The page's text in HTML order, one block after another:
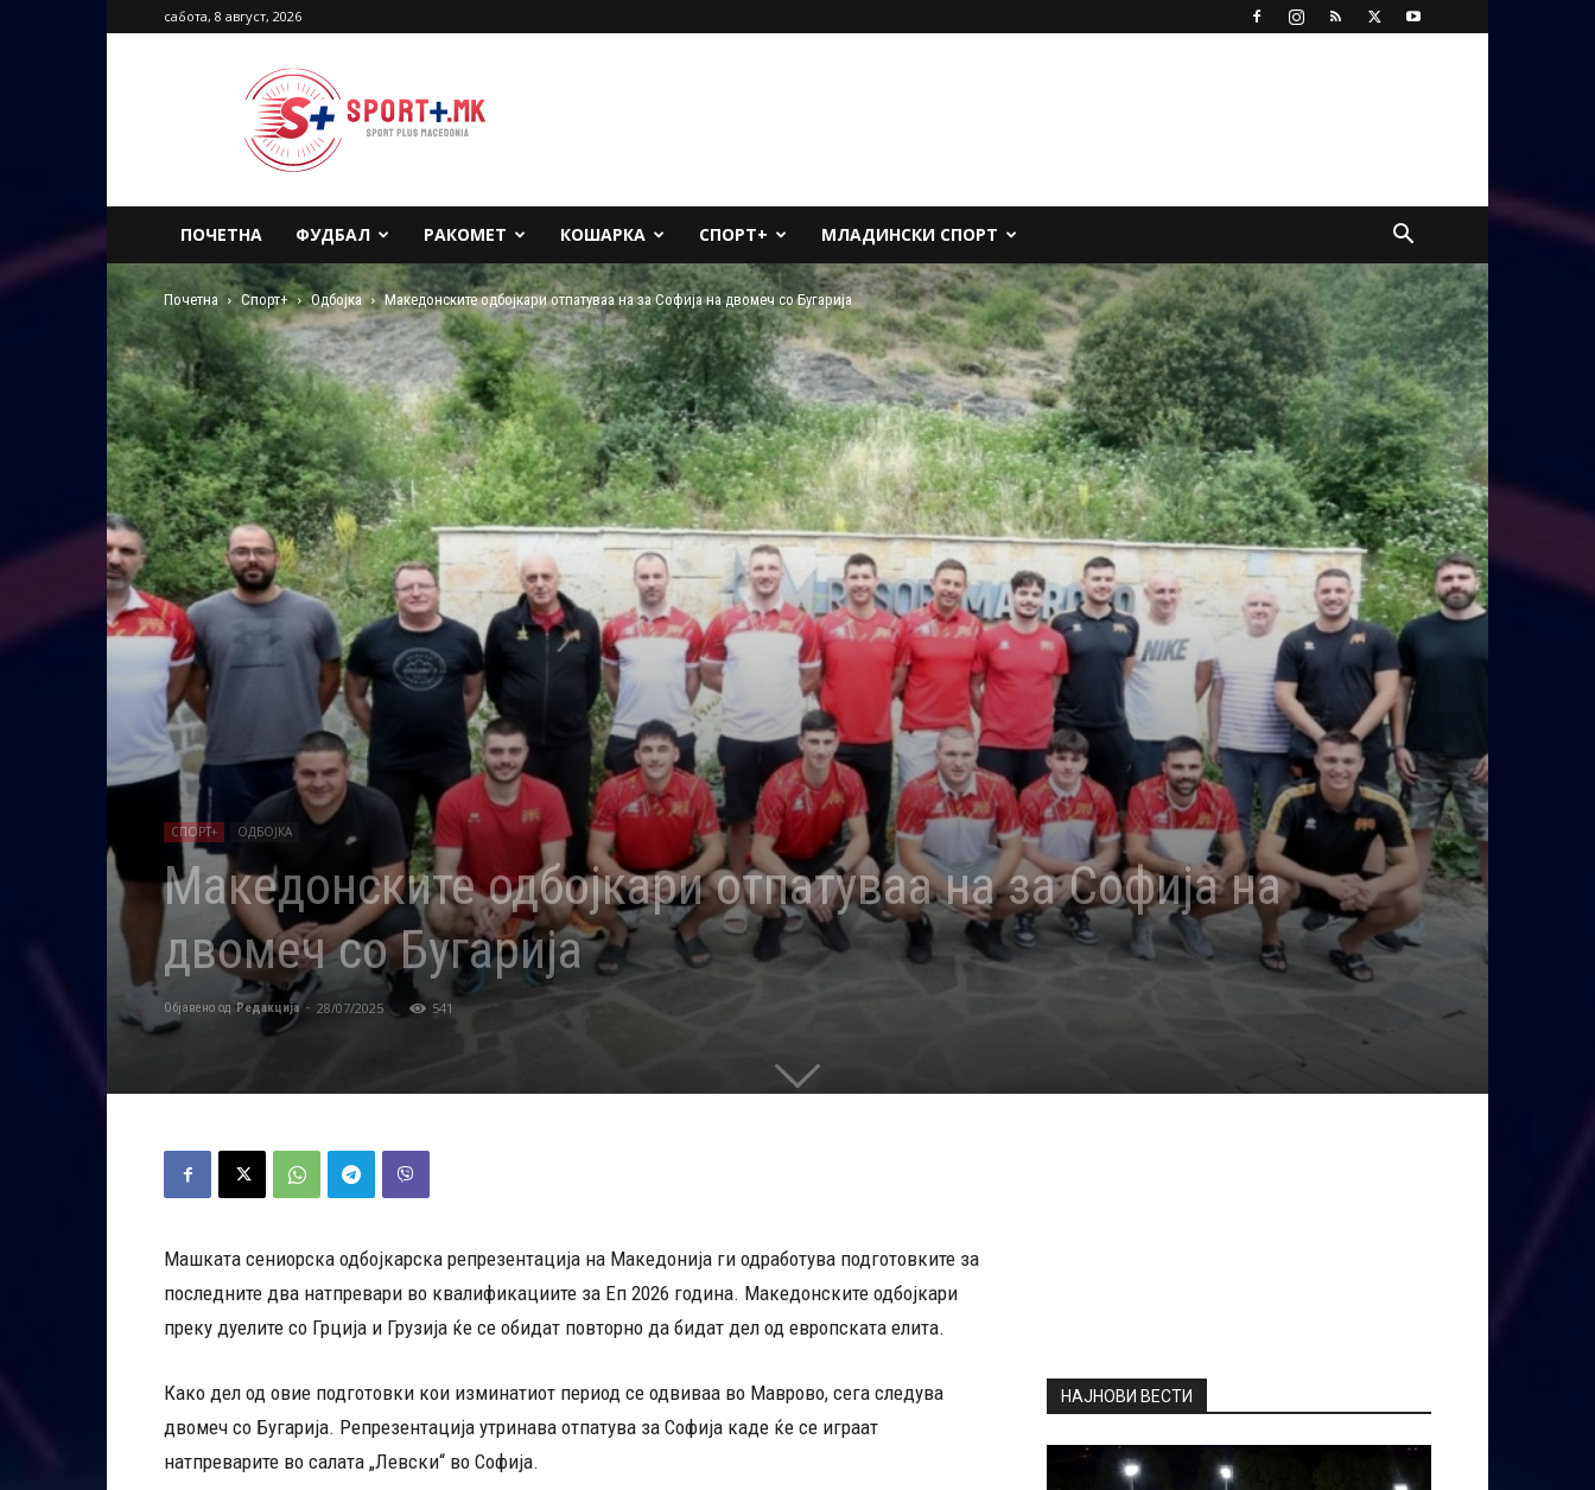
сабота, 8 август, 2026
Sport
Plus
Macedonia
ПОЧЕТНА ФУДБАЛ РАКОМЕТ КОШАРКА СПОРТ+ МЛАДИНСКИ СПОРТ
Почетна Спорт+ Одбојка Македонските одбојкари отпатуваа на за Софија на двомеч со Бугарија
СПОРТ+ ОДБОЈКА
Македонските одбојкари отпатуваа на за Софија на
двомеч со Бугарија
Објавено од Редакција - 28/07/2025 541
Машката сениорска одбојкарска репрезентација на Македонија ги одработува подготовките за
последните два натпревари во квалификациите за Еп 2026 година. Македонските одбојкари
преку дуелите со Грција и Грузија ќе се обидат повторно да бидат дел од европската елита.
Како дел од овие подготовки кои изминатиот период се одвиваа во Маврово, сега следува
двомеч со Бугарија. Репрезентација утринава отпатува за Софија каде ќе се играат
натпреварите во салата „Левски“ во Софија.
НАЈНОВИ ВЕСТИ